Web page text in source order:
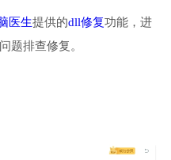
医生提供的dll修复功能，进
题排查修复。